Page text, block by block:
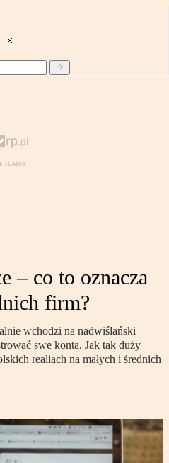
– co to oznacza
firm?
wchodzi na nadwiślański
swe konta. Jak tak duży
realiach na małych i średnich